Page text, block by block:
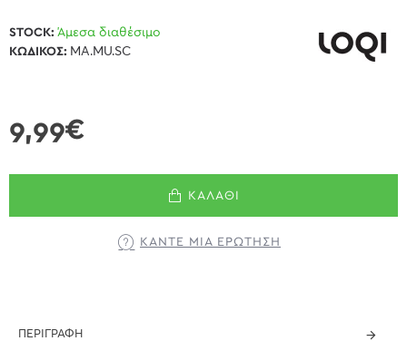
9,99€
STOCK: Άμεσα διαθέσιμο
ΚΩΔΙΚΌΣ: MA.MU.SC
ΚΑΛΆΘΙ
ΚΆΝΤΕ ΜΊΑ ΕΡΏΤΗΣΗ
ΠΕΡΙΓΡΑΦΉ